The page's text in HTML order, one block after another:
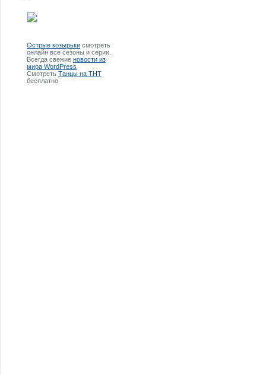
Острые козырьки смотреть
онлайн все сезоны и серии.
Всегда свежие новости из
мира WordPress
Смотреть Танцы на ТНТ
бесплатно